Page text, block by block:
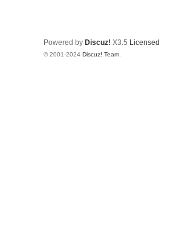
Powered by Discuz! X3.5 Licensed
© 2001-2024 Discuz! Team